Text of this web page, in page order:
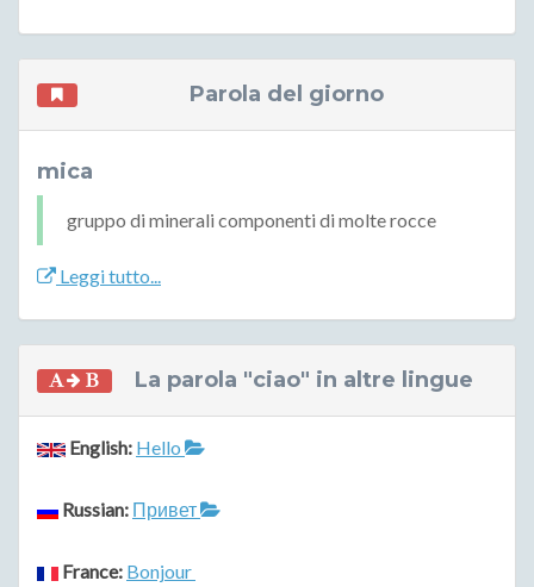
Parola del giorno
mica
gruppo di minerali componenti di molte rocce
Leggi tutto...
La parola "ciao" in altre lingue
English: Hello
Russian: Привет
France: Bonjour